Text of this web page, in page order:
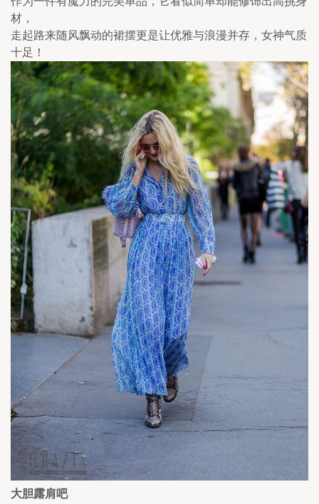
材，
走起路来随风飘动的裙摆更是让优雅与浪漫并存，女神气质
十足！
大胆露肩吧